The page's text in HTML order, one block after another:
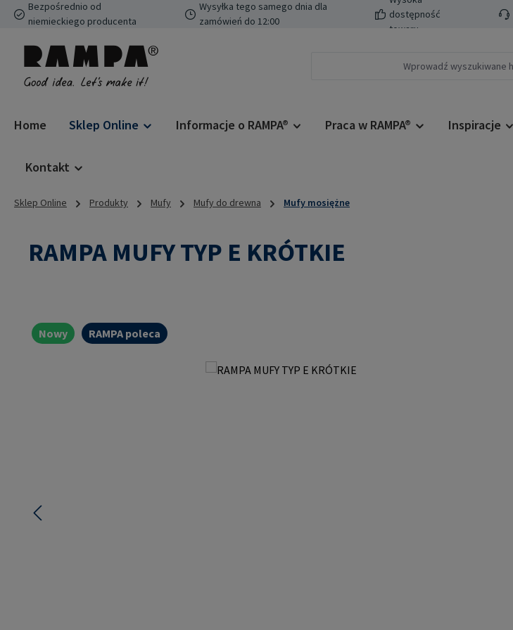
do głównej zawartości
Przejdź do wyszukiwania
Przejdź do głównej nawigacji
Bezpośrednio od
niemieckiego producenta
Wysyłka tego samego dnia dla
zamówień do 12:00
dostępność
towaru
Home Sklep Online Informacje o RAMPA® Praca w RAMPA® Inspiracje
Kontakt
Sklep Online Produkty Mufy Mufy do drewna Mufy mosiężne
RAMPA MUFY TYP E KRÓTKIE
Nowy RAMPA poleca